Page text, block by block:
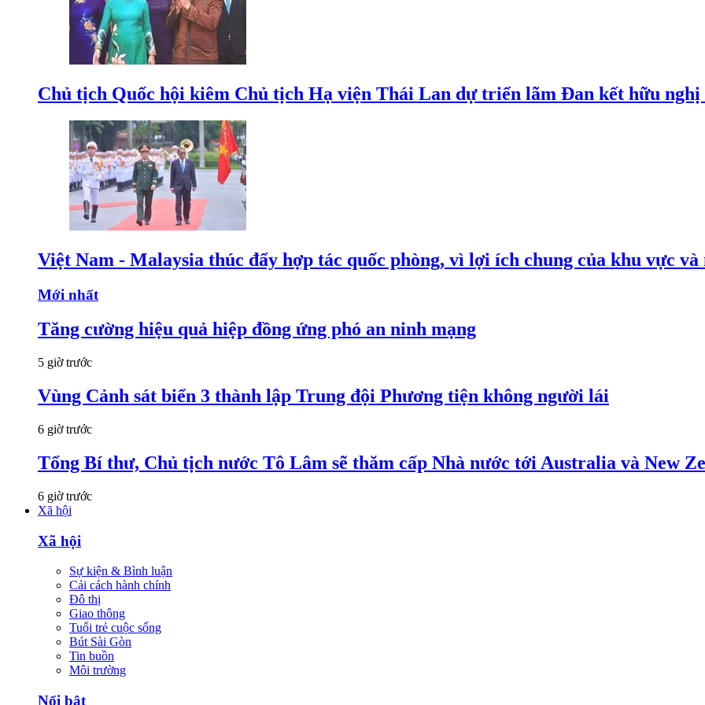
Chủ tịch Quốc hội kiêm Chủ tịch Hạ viện Thái Lan dự triển lãm Đan kết hữu nghị
Việt Nam - Malaysia thúc đẩy hợp tác quốc phòng, vì lợi ích chung của khu vực và
Mới nhất
Tăng cường hiệu quả hiệp đồng ứng phó an ninh mạng
5 giờ trước
Vùng Cảnh sát biển 3 thành lập Trung đội Phương tiện không người lái
6 giờ trước
Tổng Bí thư, Chủ tịch nước Tô Lâm sẽ thăm cấp Nhà nước tới Australia và New
6 giờ trước
Xã hội
Xã hội
Sự kiện & Bình luận
Cải cách hành chính
Đô thị
Giao thông
Tuổi trẻ cuộc sống
Bút Sài Gòn
Tin buồn
Môi trường
Nổi bật